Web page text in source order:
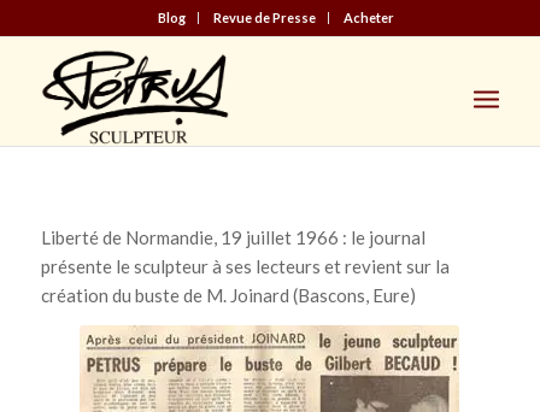
Blog Revue de Presse Acheter
Liberté de Normandie, 19 juillet 1966 : le journal
présente le sculpteur à ses lecteurs et revient sur la
création du buste de M. Joinard (Bascons, Eure)